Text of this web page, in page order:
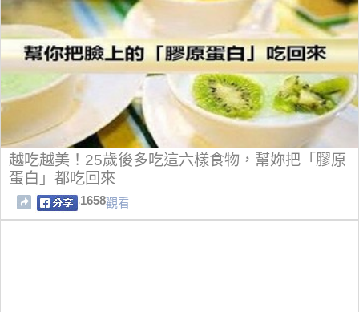
越吃越美！25歲後多吃這六樣食物，幫妳把「膠原
蛋白」都吃回來
1658觀看